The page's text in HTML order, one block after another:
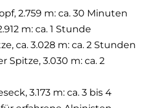
2.759 m: ca. 30 Minuten
m: ca. 1 Stunde
ca. 3.028 m: ca. 2 Stunden
Spitze, 3.030 m: ca. 2
3.173 m: ca. 3 bis 4